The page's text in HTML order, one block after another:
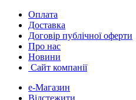
Skip
navigation
Skip
content
Оплата
Доставка
Договір публічної оферти
Про нас
Новини
Сайт компанії
е-Магазин
Відстежити